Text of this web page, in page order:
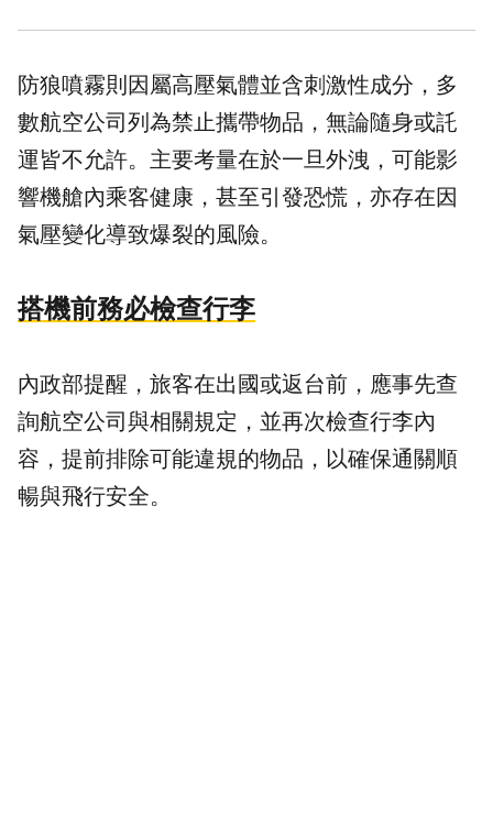
防狼噴霧則因屬高壓氣體並含刺激性成分，多
數航空公司列為禁止攜帶物品，無論隨身或託
運皆不允許。主要考量在於一旦外洩，可能影
響機艙內乘客健康，甚至引發恐慌，亦存在因
氣壓變化導致爆裂的風險。
搭機前務必檢查行李
內政部提醒，旅客在出國或返台前，應事先查
詢航空公司與相關規定，並再次檢查行李內
容，提前排除可能違規的物品，以確保通關順
暢與飛行安全。